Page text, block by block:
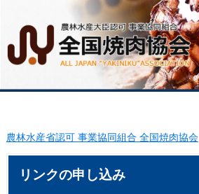
農林水産省認可 事業協同組合 全国焼肉協会
リンクの申し込み